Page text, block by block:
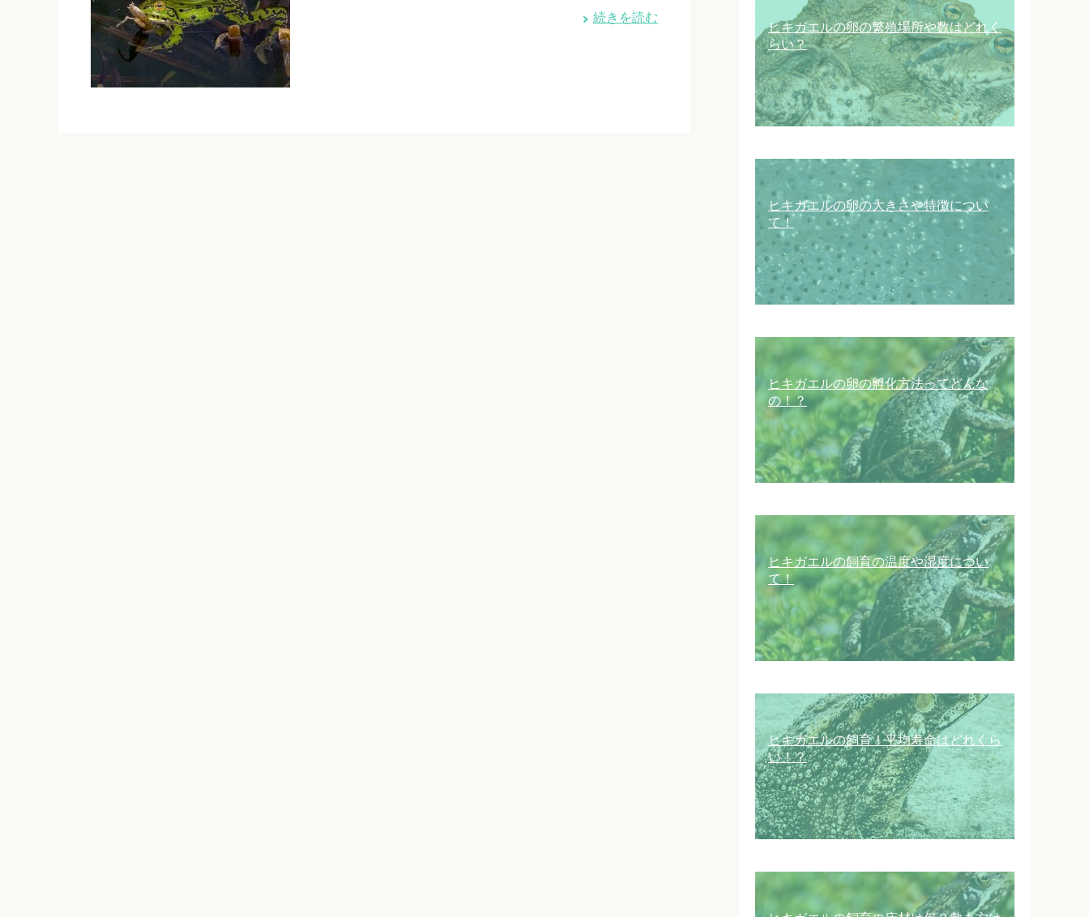
続きを読む
ヒキガエルの卵の繁殖場所や数はどれく
らい？
ヒキガエルの卵の大きさや特徴につい
て！
ヒキガエルの卵の孵化方法ってどんな
の！？
ヒキガエルの飼育の温度や湿度につい
て！
ヒキガエルの飼育！平均寿命はどれくら
い！？